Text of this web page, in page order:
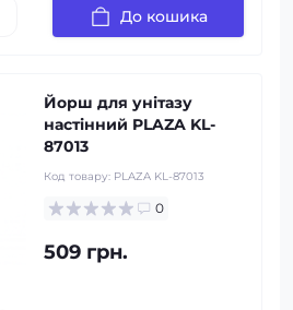
До кошика
Йорш для унітазу
настінний PLAZA KL-
87013
Код товару: PLAZA KL-87013
0
509 грн.